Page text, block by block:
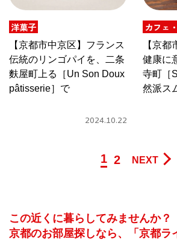
洋菓子
【京都市中京区】フランス
伝統のリンゴパイを、二条
麩屋町上る［Un Son Doux
pâtisserie］で
2024.10.22
カフェ
【京
健康に
寺町［
然派ス
1 2 NEXT
この近くに暮らしてみませんか？
京都のお部屋探しなら、「京都ラ